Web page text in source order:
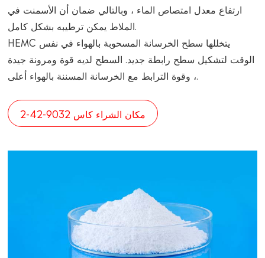
ارتفاع معدل امتصاص الماء ، وبالتالي ضمان أن الأسمنت في
الملاط يمكن ترطيبه بشكل كامل.
HEMC يتخللها سطح الخرسانة المسحوبة بالهواء في نفس
الوقت لتشكيل سطح رابطة جديد. السطح لديه قوة ومرونة جيدة
، وقوة الترابط مع الخرسانة المسننة بالهواء أعلى.
مكان الشراء كاس 9032-42-2